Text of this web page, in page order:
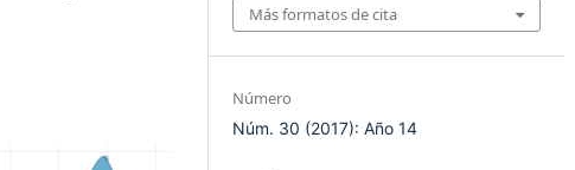
Más formatos de cita
Número
Núm. 30 (2017): Año 14